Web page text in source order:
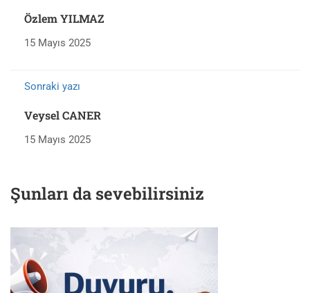
Özlem YILMAZ
15 Mayıs 2025
Sonraki yazı
Veysel CANER
15 Mayıs 2025
Şunları da sevebilirsiniz